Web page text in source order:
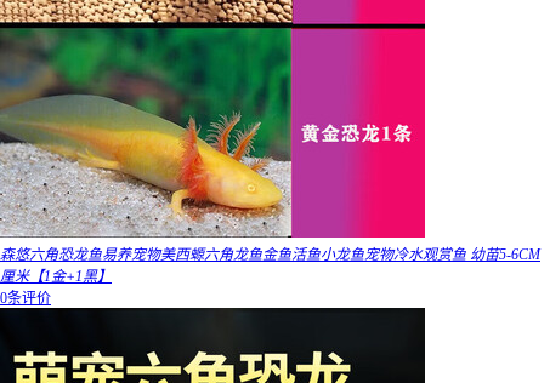
森悠六角恐龙鱼易养宠物美西螈六角龙鱼金鱼活鱼小龙鱼宠物冷水观赏鱼 幼苗5-6CM
厘米【1金+1黑】
0条评价